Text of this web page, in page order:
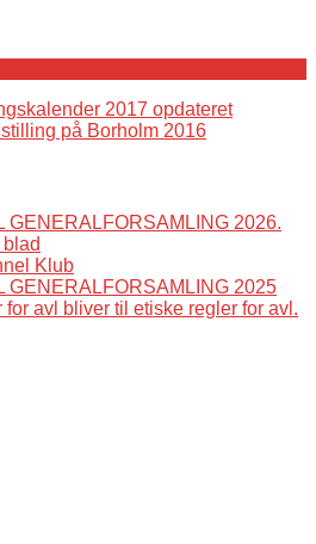
2017 opdateret
på Borholm 2016
GENERALFORSAMLING 2026.
Klub
GENERALFORSAMLING 2025
avl bliver til etiske regler for avl.